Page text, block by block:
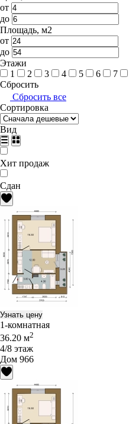
от
до
Площадь, м2
от
до
Этажи
1
2 3 4 5 6 7
Сбросить
Сбросить все
Сортировка
Вид
Хит продаж
Сдан
Узнать цену
1-комнатная
36.20 м2
4/8 этаж
Дом 966